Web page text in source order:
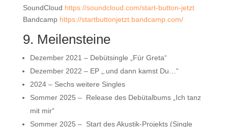
SoundCloud https://soundcloud.com/start-button-jetzt
Bandcamp https://startbuttonjetzt.bandcamp.com/
9. Meilensteine
Dezember 2021 – Debütsingle „Für Greta“
Dezember 2022 – EP „.und dann kamst Du…“
2024 – Sechs weitere Singles
Sommer 2025 – Release des Debütalbums „Ich tanz
mit mir“
Sommer 2025 – Start des Akustik-Projekts (Single